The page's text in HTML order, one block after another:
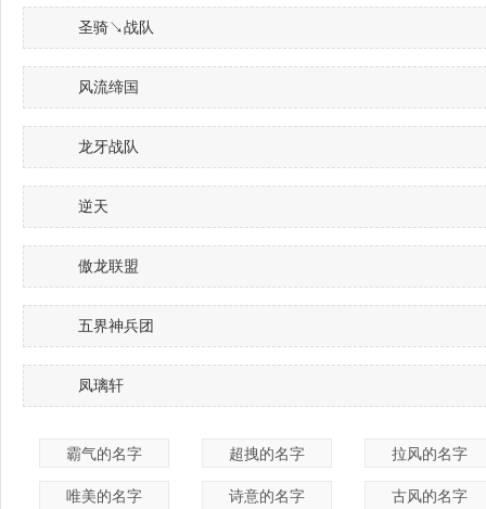
圣骑↘战队
风流缔国
龙牙战队
逆天
傲龙联盟
五界神兵团
凤璃轩
霸气的名字 超拽的名字 拉风的名字
唯美的名字 诗意的名字 古风的名字